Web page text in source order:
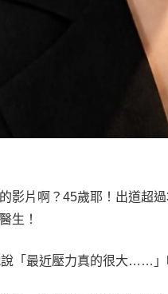
影片啊？45歲耶！出道超
生！
「最近壓力真的很大……